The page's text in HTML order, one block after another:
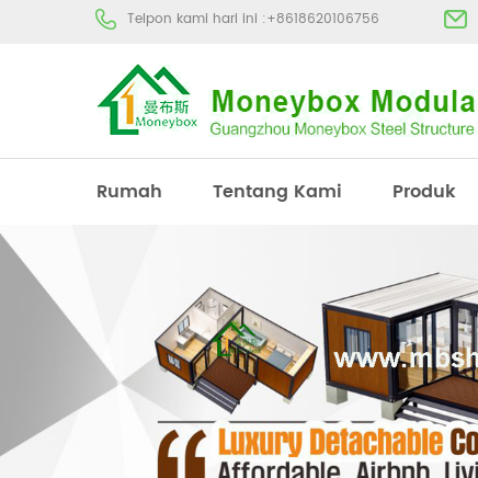
Telpon kami hari ini :+8618620106756
Rumah Tentang Kami Produk